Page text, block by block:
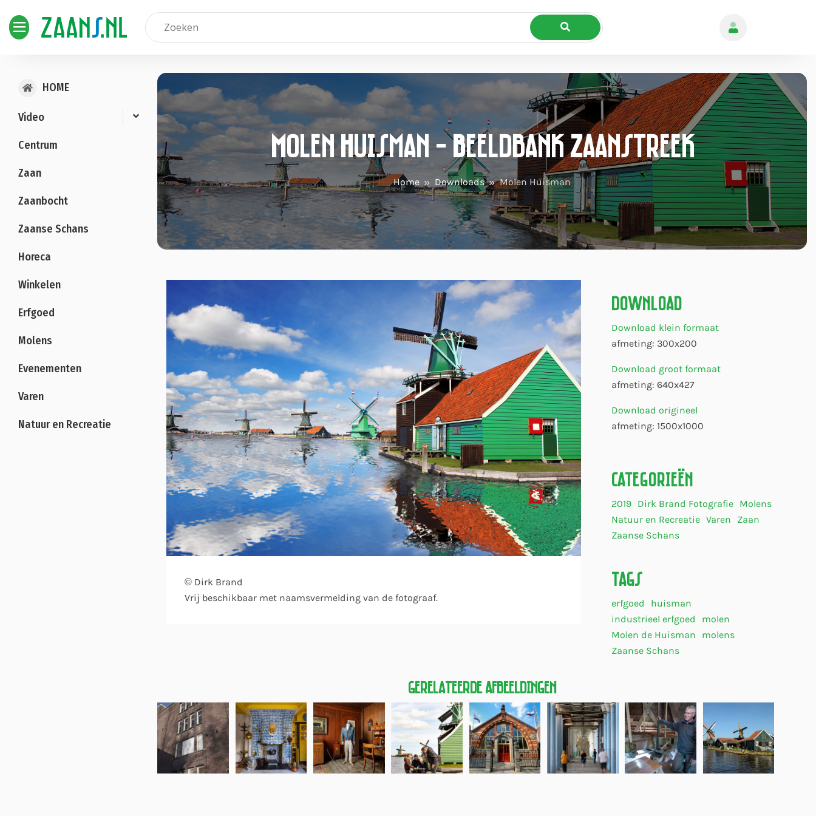
HOME
Video
Centrum
Zaan
Zaanbocht
Zaanse Schans
Horeca
Winkelen
Erfgoed
Molens
Evenementen
Varen
Natuur en Recreatie
Molen Huisman - Beeldbank Zaanstreek
Home Downloads Molen Huisman
© Dirk Brand
Vrij beschikbaar met naamsvermelding van de fotograaf.
Download
Download klein formaat
afmeting: 300x200
Download groot formaat
afmeting: 640x427
Download origineel
afmeting: 1500x1000
Categorieën
2019 Dirk Brand Fotografie Molens
Natuur en Recreatie Varen
Zaan
Zaanse Schans
Tags
erfgoed
huisman
industrieel erfgoed
molen
Molen de Huisman
molens
Zaanse Schans
Gerelateerde Afbeeldingen